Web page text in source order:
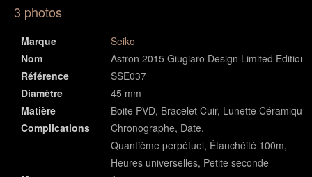
3 photos
Marque
Seiko
Nom
Astron 2015 Giugiaro Design Limited Edition
Référence
SSE037
Diamètre
45 mm
Matière
Boite PVD, Bracelet Cuir, Lunette Céramique
Complications
Chronographe, Date,
Quantième perpétuel, Étanchéité 100m,
Heures universelles, Petite seconde